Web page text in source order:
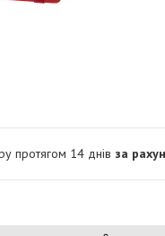
протягом 14 днів за